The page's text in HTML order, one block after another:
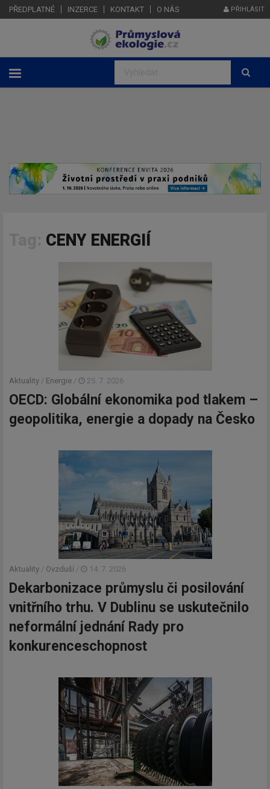
PŘEDPLATNÉ INZERCE KONTAKT O NÁS PŘIHLÁSIT
CENY ENERGIÍ
Aktuality / Energie / 25. 7. 2026
OECD: Globální ekonomika pod tlakem –
geopolitika, energie a dopady na Česko
Aktuality / Ovzduší / 14. 7. 2026
Dekarbonizace průmyslu či posilování
vnitřního trhu. V Dublinu se uskutečnilo
neformální jednání Rady pro
konkurenceschopnost